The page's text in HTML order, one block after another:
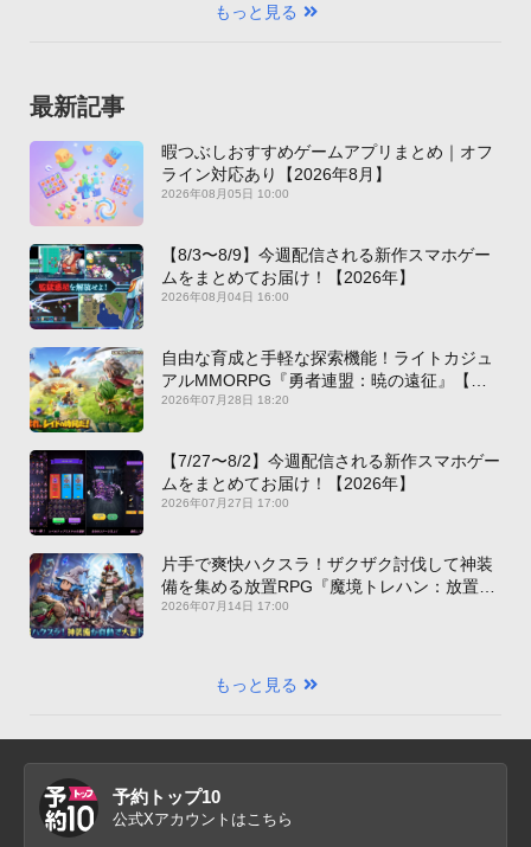
もっと見る
最新記事
暇つぶしおすすめゲームアプリまとめ｜オフ
ライン対応あり【2026年8月】
2026年08月05日 10:00
【8/3〜8/9】今週配信される新作スマホゲー
ムをまとめてお届け！【2026年】
2026年08月04日 16:00
自由な育成と手軽な探索機能！ライトカジュ
アルMMORPG『勇者連盟：暁の遠征』【最
新作PICKUP】
2026年07月28日 18:20
【7/27〜8/2】今週配信される新作スマホゲー
ムをまとめてお届け！【2026年】
2026年07月27日 17:00
片手で爽快ハクスラ！ザクザク討伐して神装
備を集める放置RPG『魔境トレハン：放置で
神装備』【最新作PICKUP】
2026年07月14日 17:00
もっと見る
予約トップ10
公式Xアカウントはこちら